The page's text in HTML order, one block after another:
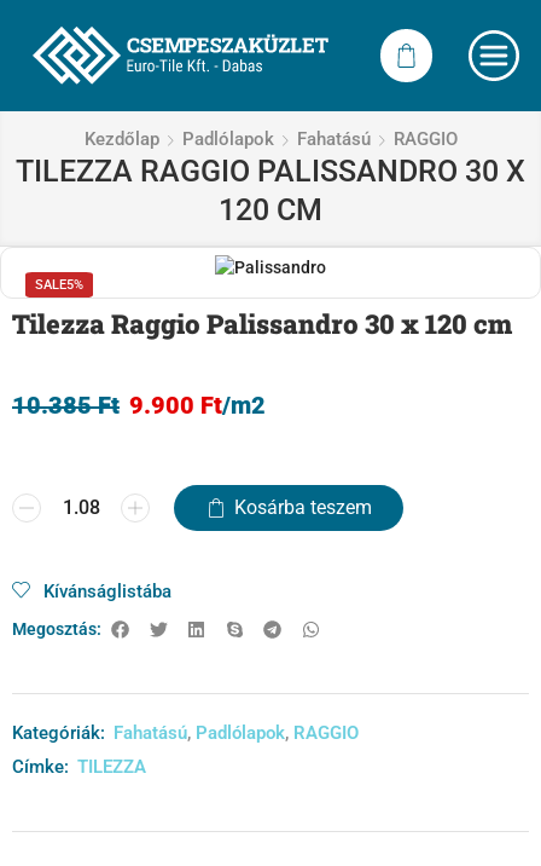
Kezdőlap Padlólapok Fahatású RAGGIO
TILEZZA RAGGIO PALISSANDRO 30 X
120 CM
SALE5%
Tilezza Raggio Palissandro 30 x 120 cm
10.385Ft 9.900 Ft/m2
Kosárba teszem
Kívánságlistába
Megosztás:
Kategóriák: Fahatású, Padlólapok, RAGGIO
Címke: TILEZZA